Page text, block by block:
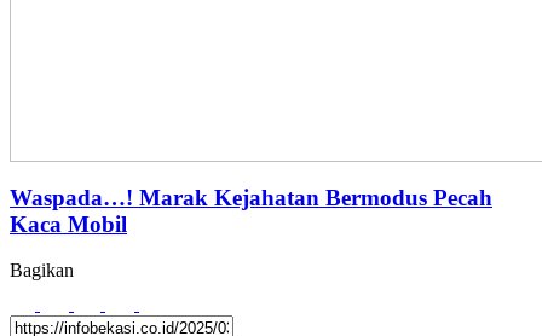
Waspada…! Marak Kejahatan Bermodus Pecah
Kaca Mobil
Bagikan